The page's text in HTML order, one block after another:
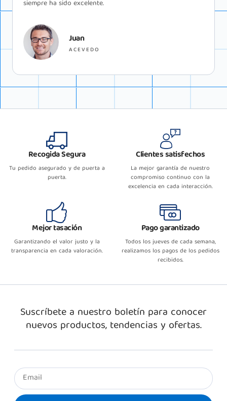
VITO
Recogida Segura
Tu pedido asegurado y de puerta a
puerta.
Clientes satisfechos
La mejor garantía de nuestro
compromiso continuo con la
excelencia en cada interacción.
Mejor tasación
Garantizando el valor justo y la
transparencia en cada valoración.
Pago garantizado
Todos los jueves de cada semana,
realizamos los pagos de los pedidos
recibidos.
Suscríbete a nuestro boletín para conocer
nuevos productos, tendencias y ofertas.